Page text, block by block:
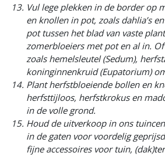
Vul lege plekken in de border op
en knollen in pot, zoals dahlia’s
pot tussen het blad van vaste
zomerbloeiers met pot en al in.
zoals hemelsleutel (Sedum),
koninginnenkruid (Eupatorium)
Plant herfstbloeiende bollen en
herfsttijloos, herfstkrokus en
in de volle grond.
Houd de uitverkoop in ons
in de gaten voor voordelig
fijne accessoires voor tuin,